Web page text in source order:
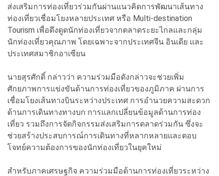
ส่งเสริมการท่องเที่ยวร่วมกันผ่านแนวคิดการพัฒนาเส้นทาง
ท่องเที่ยวเชื่อมโยงหลายประเทศ หรือ Multi-destination
Tourism เพื่อดึงดูดนักท่องเที่ยวจากตลาดระยะไกลและกลุ่ม
นักท่องเที่ยวคุณภาพ โดยเฉพาะจากประเทศจีน อินเดีย และ
ประเทศสมาชิกอาเซียน
นายสุรศักดิ์ กล่าวว่า ความร่วมมือดังกล่าวจะช่วยเพิ่ม
ศักยภาพการแข่งขันด้านการท่องเที่ยวของภูมิภาค ผ่านการ
เชื่อมโยงเส้นทางบินระหว่างประเทศ การอำนวยความสะดวก
ด้านการเดินทางทางบก การแลกเปลี่ยนข้อมูลด้านการท่อง
เที่ยว รวมถึงการจัดกิจกรรมส่งเสริมการตลาดร่วมกัน ซึ่งจะ
ช่วยสร้างประสบการณ์การเดินทางที่หลากหลายและตอบ
โจทย์ความต้องการของนักท่องเที่ยวในยุคใหม่
สำหรับภาคเศรษฐกิจ ความร่วมมือด้านการท่องเที่ยวระหว่าง